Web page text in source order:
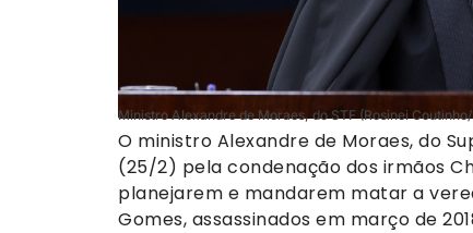
Ministro Alexandre de Moraes, do STF (Rosinei Coutinho/
O ministro Alexandre de Moraes, do
(25/2) pela condenação dos irmãos
planejarem e mandarem matar a
Gomes, assassinados em março de